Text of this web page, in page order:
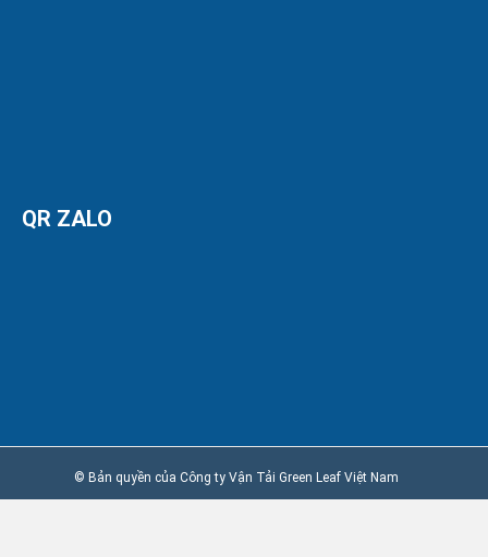
QR ZALO
© Bản quyền của Công ty Vận Tải Green Leaf Việt Nam